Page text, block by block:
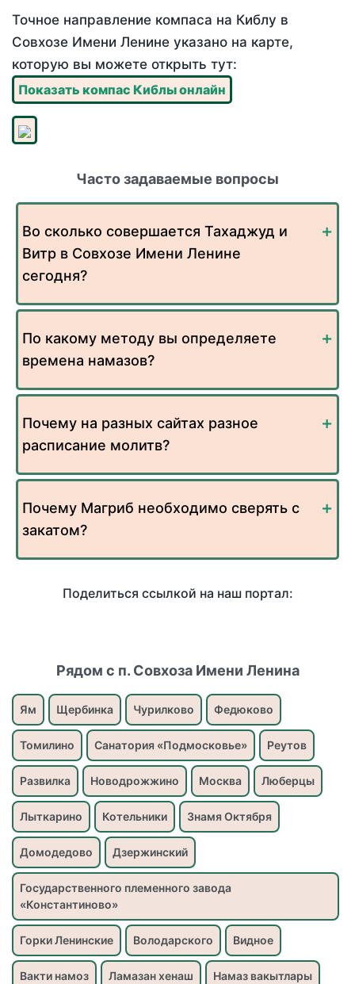
Точное направление компаса на Киблу в
Совхозе Имени Ленине указано на карте,
которую вы можете открыть тут:
Показать компас Киблы онлайн
Часто задаваемые вопросы
Во сколько совершается Тахаджуд и
Витр в Совхозе Имени Ленине
сегодня?
По какому методу вы определяете
времена намазов?
Почему на разных сайтах разное
расписание молитв?
Почему Магриб необходимо сверять с
закатом?
Поделиться ссылкой на наш портал:
Рядом с п. Совхоза Имени Ленина
Ям Щербинка Чурилково Федюково
Томилино Санатория «Подмосковье» Реутов
Развилка Новодрожжино Москва Люберцы
Лыткарино Котельники Знамя Октября
Домодедово Дзержинский
Государственного племенного завода
«Константиново»
Горки Ленинские Володарского Видное
Вакти намоз Ламазан хенаш Намаз вакытлары